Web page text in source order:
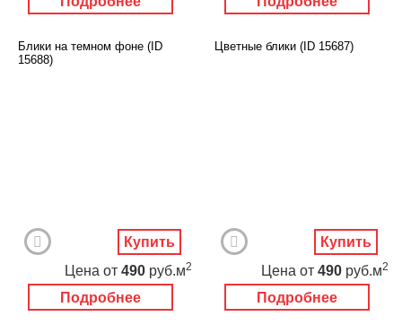
Блики на темном фоне (ID
15688)
Подробнее
Цена от 490 руб.м2
Купить
Цветные блики (ID 15687)
Подробнее
Цена от 490 руб.м2
Купить